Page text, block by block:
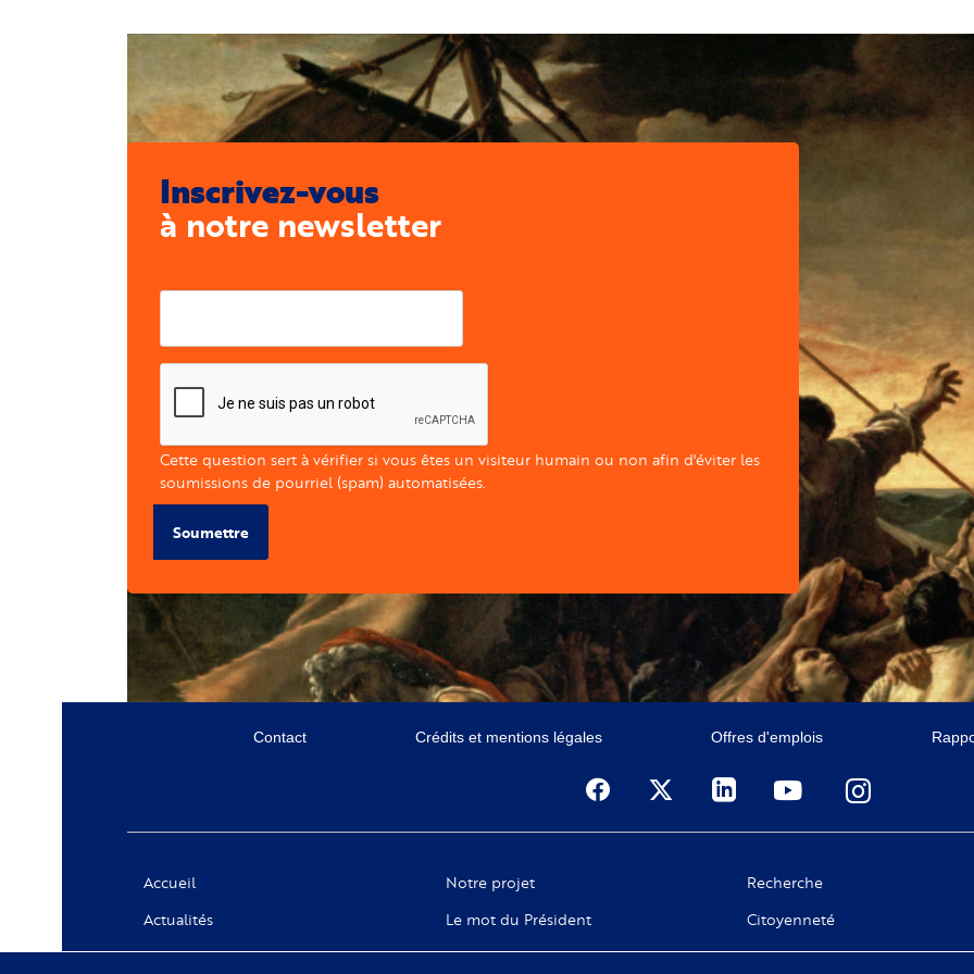
Inscrivez-vous
à notre newsletter
Cette question sert à vérifier si vous êtes un visiteur humain ou non afin d'éviter les
soumissions de pourriel (spam) automatisées.
Soumettre
Contact Crédits et mentions légales Offres d'emplois
Accueil
Actualités
Appels à projets
Notre projet
Le mot du Président
Message de C. Taubira
Recherche
Citoyenneté
Numérique